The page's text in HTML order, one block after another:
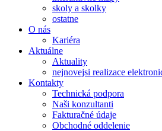
skoly a skolky
ostatne
O nás
Kariéra
Aktuálne
Aktuality
nejnovejsi realizace
Kontakty
Technická podpora
Naši konzultanti
Fakturačné údaje
Obchodné oddelenie